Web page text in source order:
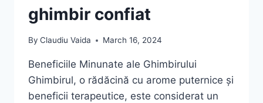
ghimbir confiat
By Claudiu Vaida March 16, 2024
Beneficiile Minunate ale Ghimbirului
Ghimbirul, o rădăcină cu arome puternice și
beneficii terapeutice, este considerat un